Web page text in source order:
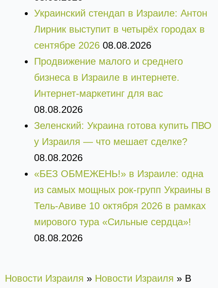
Украинский стендап в Израиле: Антон
Лирник выступит в четырёх городах в
сентябре 2026 08.08.2026
Продвижение малого и среднего
бизнеса в Израиле в интернете.
Интернет-маркетинг для вас
08.08.2026
Зеленский: Украина готова купить ПВО
у Израиля — что мешает сделке?
08.08.2026
«БЕЗ ОБМЕЖЕНЬ!» в Израиле: одна
из самых мощных рок-групп Украины в
Тель-Авиве 10 октября 2026 в рамках
мирового тура «Сильные сердца»!
08.08.2026
Новости Израиля » Новости Израиля » В